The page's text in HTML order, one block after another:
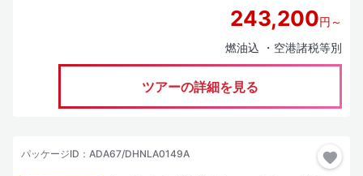
ビジネスサービス
バリアフリー
243,200円～
燃油込 ・空港諸税等別
ツアーの詳細を見る
パッケージID：ADA67/DHNLA0149A